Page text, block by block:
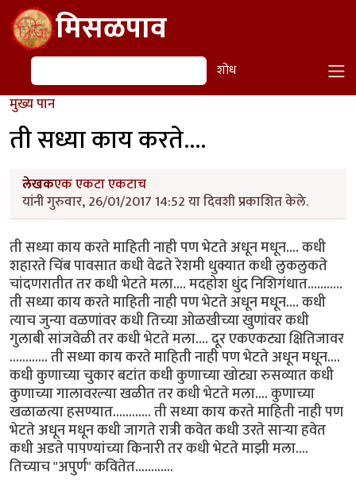
Skip to main contentमिसळपाव
शोध शोध
मुख्य पान
ती सध्या काय करते....
लेखकएक एकटा एकटाच
यांनी गुरुवार, 26/01/2017 14:52 या दिवशी प्रकाशित केले.
ती सध्या काय करते माहिती नाही पण भेटते अधून मधून.... कधी
शहारते चिंब पावसात कधी वेढते रेशमी धुक्यात कधी लुकलुकते
चांदणरातीत तर कधी भेटते मला.... मदहोश धुंद निशिगंधात...........
ती सध्या काय करते माहिती नाही पण भेटते अधून मधून.... कधी
त्याच जुन्या वळणांवर कधी तिच्या ओळखीच्या खुणांवर कधी
गुलाबी सांजवेळी तर कधी भेटते मला.... दूर एकएकट्या क्षितिजावर
............ ती सध्या काय करते माहिती नाही पण भेटते अधून मधून....
कधी कुणाच्या चुकार बटांत कधी कुणाच्या खोट्या रुसव्यात कधी
कुणाच्या गालावरल्या खळीत तर कधी भेटते मला.... कुणाच्या
खळाळत्या हसण्यात............ ती सध्या काय करते माहिती नाही पण
भेटते अधून मधून कधी जागते रात्री कवेत कधी उरते साऱ्या हवेत
कधी अडते पापण्यांच्या किनारी तर कधी भेटते माझी मला....
तिच्याच "अपुर्ण" कवितेत............